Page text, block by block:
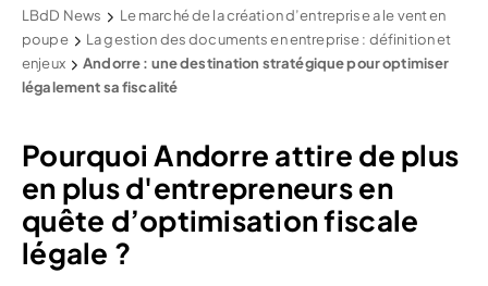
LBdD News
Le marché de la création d’entreprise a le vent en
poupe
La gestion des documents en entreprise : définition et
enjeux
Andorre : une destination stratégique pour optimiser
légalement sa fiscalité
Pourquoi Andorre attire de plus
en plus d'entrepreneurs en
quête d’optimisation fiscale
légale ?